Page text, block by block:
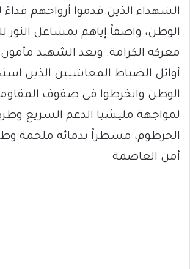
الشهداء الذين قدموا أرواحهم فداءً
الوطن، واصفاً إياهم بمشاعل النور
معركة الكرامة. ويعد الشهيد
أوائل الضباط المعاشيين الذين
الوطن وانخرطوا في صفوف
لمواجهة مليشيا الدعم السريع
الخرطوم، مسطراً بدمائه ملحمة
أمن العاصمة